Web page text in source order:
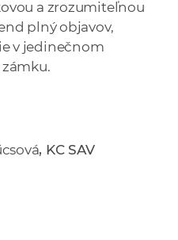
a zrozumiteľnou
plný objavov,
v jedinečnom
, KC SAV